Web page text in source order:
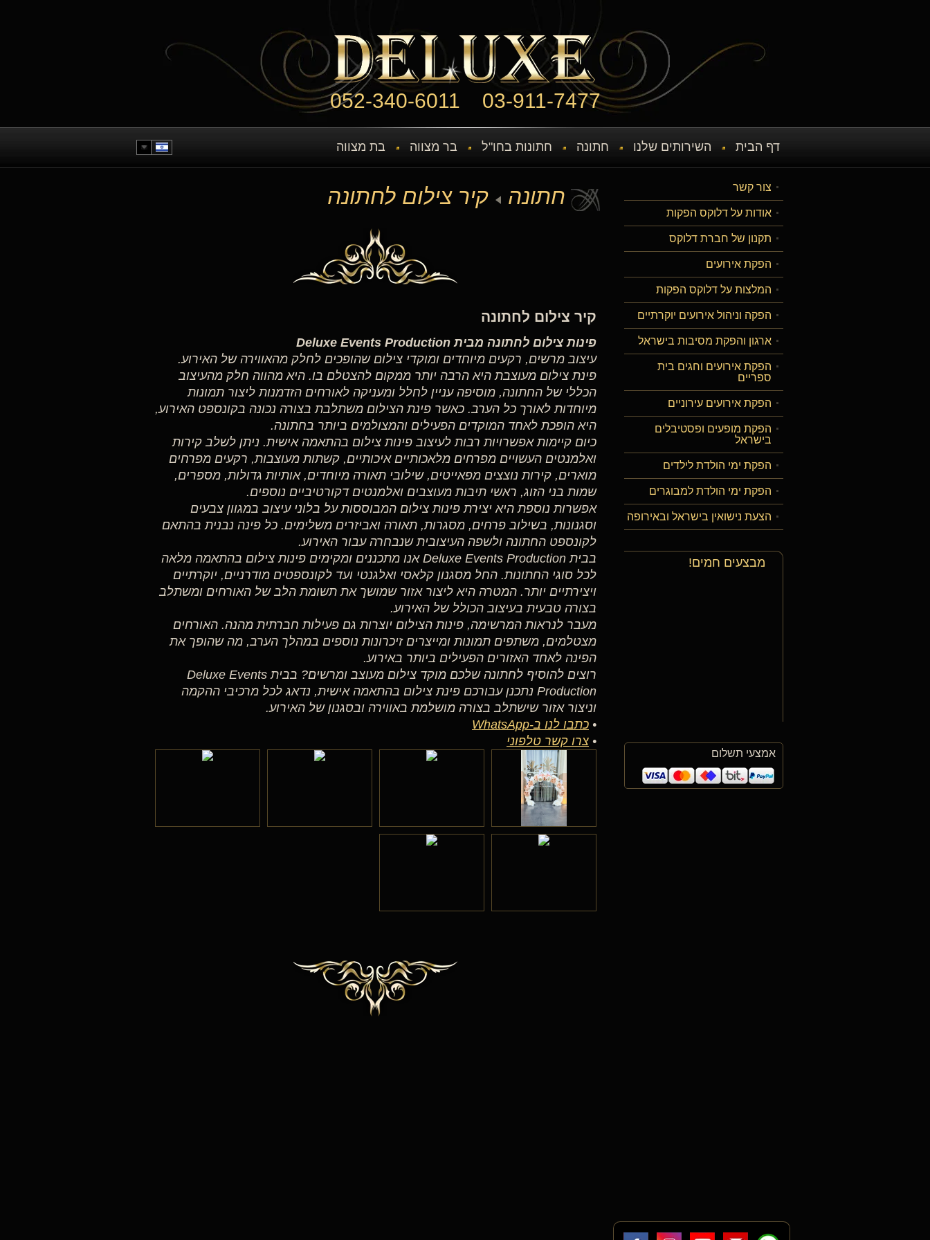
052-340-6011 03-911-7477
דף הבית השירותים שלנו חתונה חתונות בחו"ל בר מצווה בת מצווה
חתונה קיר צילום לחתונה
קיר צילום לחתונה
פינות צילום לחתונה מבית Deluxe Events Production
עיצוב מרשים, רקעים מיוחדים ומוקדי צילום שהופכים לחלק מהאווירה של האירוע.
פינת צילום מעוצבת היא הרבה יותר ממקום להצטלם בו. היא מהווה חלק מהעיצוב
הכללי של החתונה, מוסיפה עניין לחלל ומעניקה לאורחים הזדמנות ליצור תמונות
מיוחדות לאורך כל הערב. כאשר פינת הצילום משתלבת בצורה נכונה בקונספט האירוע,
היא הופכת לאחד המוקדים הפעילים והמצולמים ביותר בחתונה.
כיום קיימות אפשרויות רבות לעיצוב פינות צילום בהתאמה אישית. ניתן לשלב קירות
ואלמנטים העשויים מפרחים מלאכותיים איכותיים, קשתות מעוצבות, רקעים מפרחים
מוארים, קירות נוצצים מפאייטים, שילובי תאורה מיוחדים, אותיות גדולות, מספרים,
שמות בני הזוג, ראשי תיבות מעוצבים ואלמנטים דקורטיביים נוספים.
אפשרות נוספת היא יצירת פינות צילום המבוססות על בלוני עיצוב במגוון צבעים
וסגנונות, בשילוב פרחים, מסגרות, תאורה ואביזרים משלימים. כל פינה נבנית בהתאם
לקונספט החתונה ולשפה העיצובית שנבחרה עבור האירוע.
בבית Deluxe Events Production אנו מתכננים ומקימים פינות צילום בהתאמה מלאה
לכל סוגי החתונות. החל מסגנון קלאסי ואלגנטי ועד לקונספטים מודרניים, יוקרתיים
ויצירתיים יותר. המטרה היא ליצור אזור שמושך את תשומת הלב של האורחים ומשתלב
בצורה טבעית בעיצוב הכולל של האירוע.
מעבר לנראות המרשימה, פינות הצילום יוצרות גם פעילות חברתית מהנה. האורחים
מצטלמים, משתפים תמונות ומייצרים זיכרונות נוספים במהלך הערב, מה שהופך את
הפינה לאחד האזורים הפעילים ביותר באירוע.
רוצים להוסיף לחתונה שלכם מוקד צילום מעוצב ומרשים? בבית Deluxe Events
Production נתכנן עבורכם פינת צילום בהתאמה אישית, נדאג לכל מרכיבי ההקמה
וניצור אזור שישתלב בצורה מושלמת באווירה ובסגנון של האירוע.
• כתבו לנו ב-WhatsApp
• צרו קשר טלפוני
צור קשר
אודות על דלוקס הפקות
תקנון של חברת דלוקס
הפקת אירועים
המלצות על דלוקס הפקות
הפקה וניהול אירועים יוקרתיים
ארגון והפקת מסיבות בישראל
הפקת אירועים וחגים בית
ספריים
הפקת אירועים עירוניים
הפקת מופעים ופסטיבלים
בישראל
הפקת ימי הולדת לילדים
הפקת ימי הולדת למבוגרים
הצעת נישואין בישראל ובאירופה
מבצעים חמים!
אמצעי תשלום